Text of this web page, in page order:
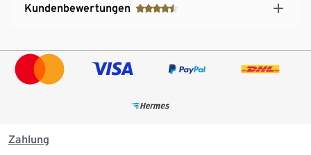
Kundenbewertungen
Zahlung